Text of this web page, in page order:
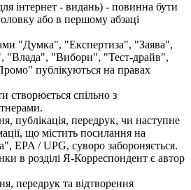
інтернет - видань) - повинна бути
або в першому абзаці
"Думка", "Експертиза", "Заява",
"Влада", "Вибори", "Тест-драйв",
публікуються на правах
створюється спільно з
публікація, передрук, чи наступне
що містить посилання на
EPA / UPG, суворо забороняється.
в розділі Я-Корреспондент є автор
передрук та відтворення